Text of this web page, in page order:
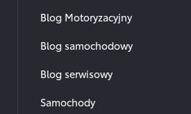
Blog Motoryzacyjny
Blog samochodowy
Blog serwisowy
Samochody